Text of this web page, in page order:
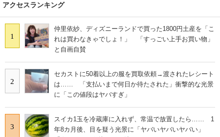
アクセスランキング
1
仲里依紗、ディズニーランドで買った1800円土産を「こ
れは買わなきゃでしょ！」 「すっごい上手お買い物」
と自画自賛
2
セカストに50着以上の服を買取依頼→渡されたレシート
は…… 「支払いまで何日か待たされた」衝撃的な光景
に「この値段はヤバすぎ」
3
スイカ1玉を冷蔵庫に入れず、常温で放置したら…… 1
年8カ月後、目を疑う光景に「ヤバいヤバいヤバい」